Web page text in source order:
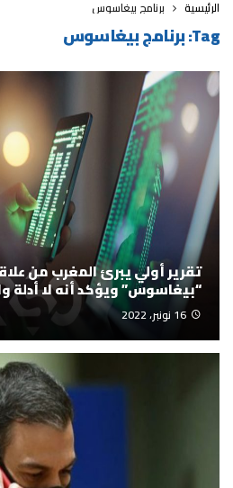
الرئيسية برنامج بيغاسوس
Tag: برنامج بيغاسوس
تقرير أولي يبرئ المغرب من
“بيغاسوس” ويؤكد أنه لا
16 نونبر، 2022